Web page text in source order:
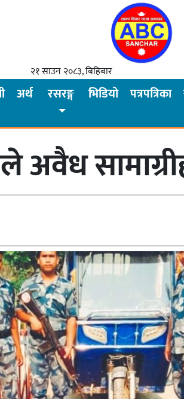
२१ साउन २०८३, बिहिबार
अर्थ रसरङ्ग भिडियो पत्रपत्रिका
अवैध